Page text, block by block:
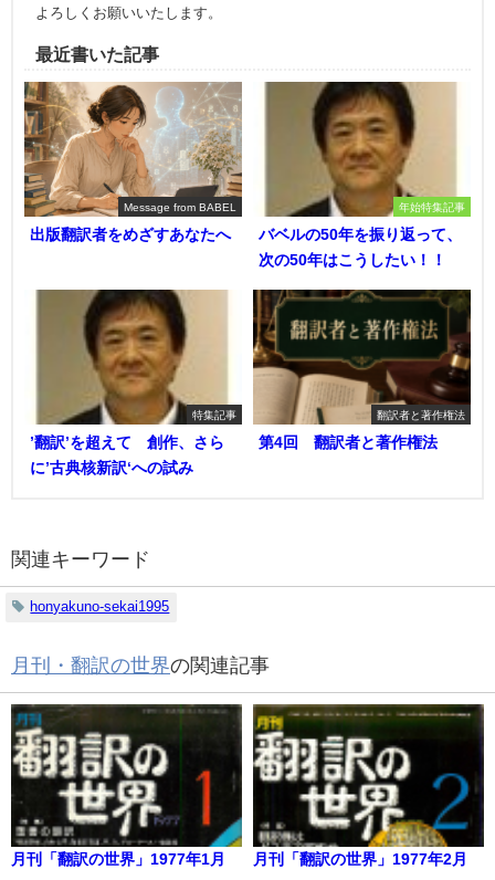
よろしくお願いいたします。
最近書いた記事
Message from BABEL
出版翻訳者をめざすあなたへ
年始特集記事
バベルの50年を振り返って、
次の50年はこうしたい！！
特集記事
’翻訳’を超えて 創作、さら
に’古典核新訳‘への試み
翻訳者と著作権法
第4回 翻訳者と著作権法
関連キーワード
honyakuno-sekai1995
月刊・翻訳の世界の関連記事
月刊「翻訳の世界」1977年1月 月刊「翻訳の世界」1977年2月